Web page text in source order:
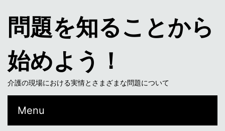
問題を知ることから
始めよう！
介護の現場における実情とさまざまな問題について
Menu